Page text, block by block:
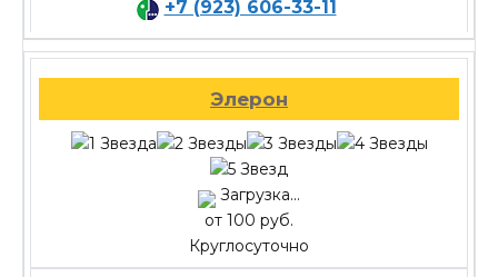
+7 (923) 606-33-11
Элерон
Загрузка...
от 100 руб.
Круглосуточно